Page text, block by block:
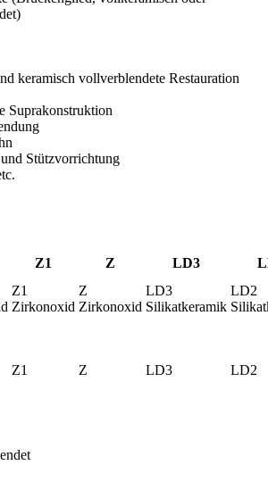
keramisch vollverblendete Restauration
Suprakonstruktion
Stützvorrichtung
Z1 Z LD3
Z1
Zirkonoxid
Z
Zirkonoxid
LD3
Silikatkeramik
LD2
Z1 Z LD3
LD2